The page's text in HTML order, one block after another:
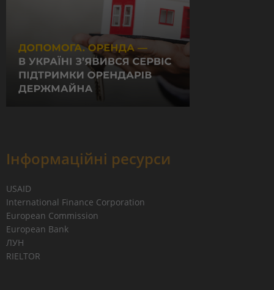
Інформаційні ресурси
USAID
International Finance Corporation
European Commission
European Bank
ЛУН
RIELTOR